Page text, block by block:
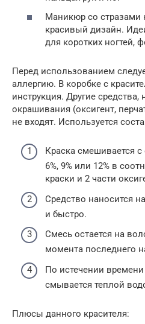
Маникюр со стразами
красивый дизайн.
для коротких ногтей,
Перед использованием
аллергию. В коробке с
инструкция. Другие
окрашивания (оксигент,
не входят. Используется
Краска смешивается с
6%, 9% или 12% в
краски и 2 части
Средство наносится
и быстро.
Смесь остается на
момента последнего
По истечении
смывается теплой
Плюсы данного красителя: